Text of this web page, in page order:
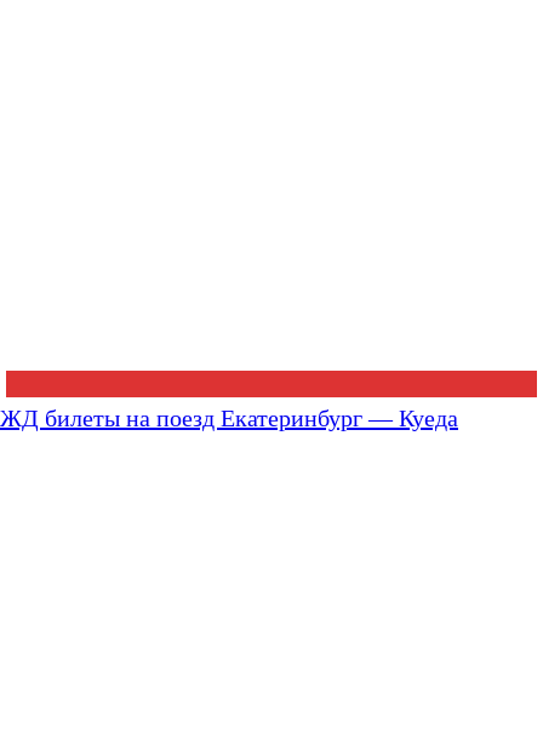
ЖД билеты на поезд Екатеринбург — Куеда